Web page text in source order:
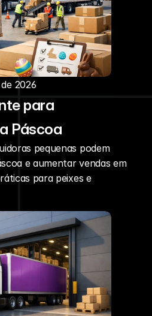
2026
para
Páscoa
pequenas podem
e aumentar vendas em
para peixes e